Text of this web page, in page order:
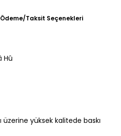
Ödeme/Taksit Seçenekleri
Hû
üzerine yüksek kalitede baskı